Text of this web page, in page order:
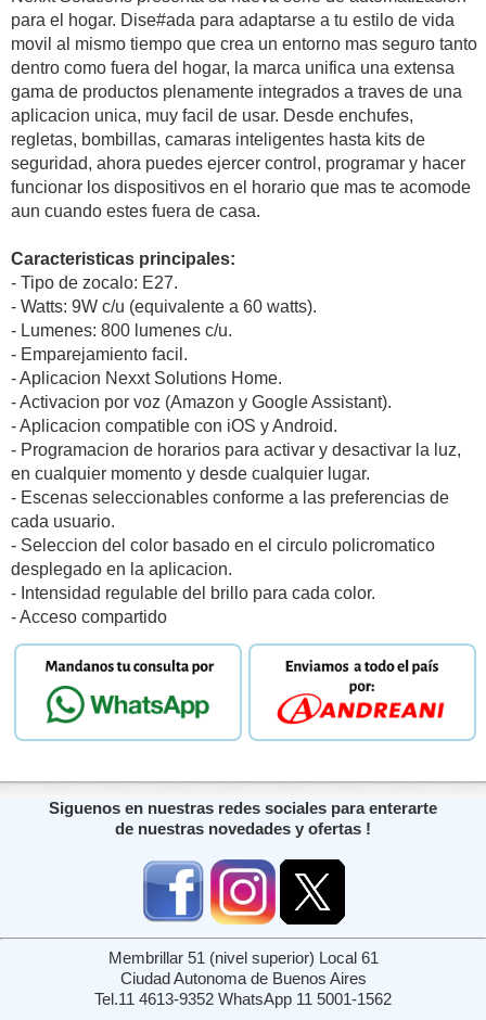
para el hogar. Dise#ada para adaptarse a tu estilo de vida
movil al mismo tiempo que crea un entorno mas seguro tanto
dentro como fuera del hogar, la marca unifica una extensa
gama de productos plenamente integrados a traves de una
aplicacion unica, muy facil de usar. Desde enchufes,
regletas, bombillas, camaras inteligentes hasta kits de
seguridad, ahora puedes ejercer control, programar y hacer
funcionar los dispositivos en el horario que mas te acomode
aun cuando estes fuera de casa.
Caracteristicas principales:
- Tipo de zocalo: E27.
- Watts: 9W c/u (equivalente a 60 watts).
- Lumenes: 800 lumenes c/u.
- Emparejamiento facil.
- Aplicacion Nexxt Solutions Home.
- Activacion por voz (Amazon y Google Assistant).
- Aplicacion compatible con iOS y Android.
- Programacion de horarios para activar y desactivar la luz,
en cualquier momento y desde cualquier lugar.
- Escenas seleccionables conforme a las preferencias de
cada usuario.
- Seleccion del color basado en el circulo policromatico
desplegado en la aplicacion.
- Intensidad regulable del brillo para cada color.
- Acceso compartido
Siguenos en nuestras redes sociales para enterarte
de nuestras novedades y ofertas !
Membrillar 51 (nivel superior) Local 61
Ciudad Autonoma de Buenos Aires
Tel.11 4613-9352 WhatsApp 11 5001-1562